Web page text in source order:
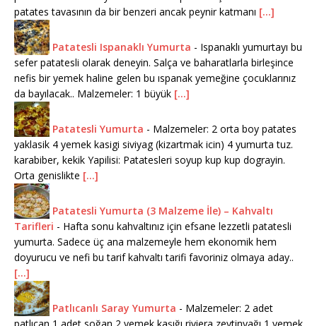
patates tavasının da bir benzeri ancak peynir katmanı [...]
Patatesli Ispanaklı Yumurta - Ispanaklı yumurtayı bu
sefer patatesli olarak deneyin. Salça ve baharatlarla birleşince
nefis bir yemek haline gelen bu ıspanak yemeğine çocuklarınız
da bayılacak.. Malzemeler: 1 büyük [...]
Patatesli Yumurta - Malzemeler: 2 orta boy patates
yaklasik 4 yemek kasigi siviyag (kizartmak icin) 4 yumurta tuz.
karabiber, kekik Yapilisi: Patatesleri soyup kup kup dograyin.
Orta genislikte [...]
Patatesli Yumurta (3 Malzeme İle) – Kahvaltı
Tarifleri - Hafta sonu kahvaltınız için efsane lezzetli patatesli
yumurta. Sadece üç ana malzemeyle hem ekonomik hem
doyurucu ve nefi bu tarif kahvaltı tarifi favoriniz olmaya aday..
[...]
Patlıcanlı Saray Yumurta - Malzemeler: 2 adet